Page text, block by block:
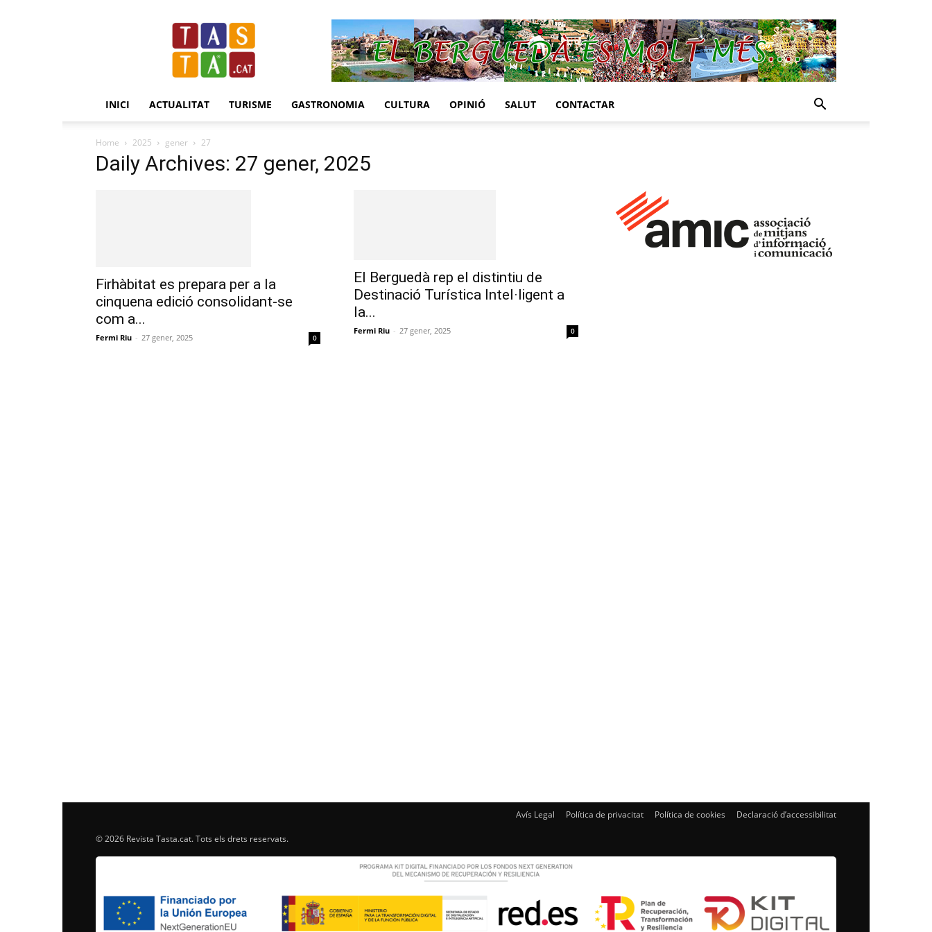
Revista
Tasta.cat
INICI ACTUALITAT TURISME GASTRONOMIA CULTURA OPINIÓ SALUT CONTACTAR
Home 2025 gener 27
Daily Archives: 27 gener, 2025
Firhàbitat es prepara per a la
cinquena edició consolidant-se
com a...
Fermi Riu - 27 gener, 2025 0
El Berguedà rep el distintiu de
Destinació Turística Intel·ligent a
la...
Fermi Riu - 27 gener, 2025 0
Avís Legal Política de privacitat Política de cookies Declaració d’accessibilitat
© 2026 Revista Tasta.cat. Tots els drets reservats.